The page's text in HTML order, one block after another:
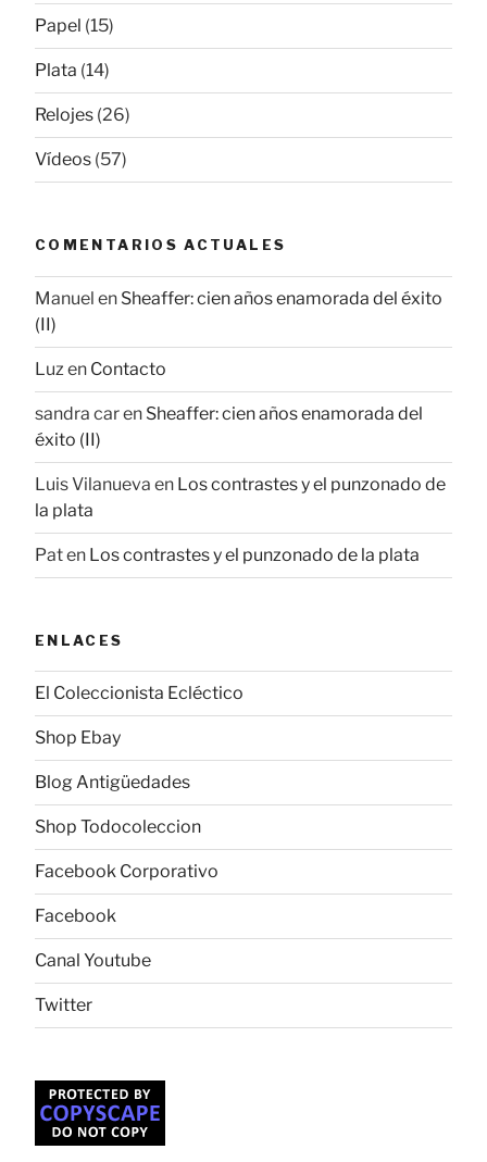
Papel (15)
Plata (14)
Relojes (26)
Vídeos (57)
COMENTARIOS ACTUALES
Manuel en Sheaffer: cien años enamorada del éxito
(II)
Luz en Contacto
sandra caren Sheaffer: cien años enamorada del
éxito (II)
Luis Vilanueva en Los contrastes y el punzonado de
la plata
Paten Los contrastes y el punzonado de la plata
ENLACES
El Coleccionista Ecléctico
Shop Ebay
Blog Antigüedades
Shop Todocoleccion
Facebook Corporativo
Facebook
Canal Youtube
Twitter